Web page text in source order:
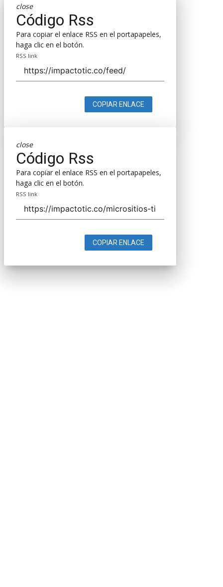
close
Código Rss
Para copiar el enlace RSS en el portapapeles,
haga clic en el botón.
RSS link
COPIAR ENLACE
close
Código Rss
Para copiar el enlace RSS en el portapapeles,
haga clic en el botón.
RSS link
COPIAR ENLACE